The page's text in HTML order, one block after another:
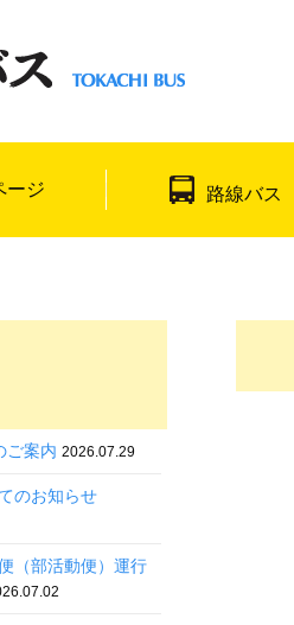
ージ 路線バス
ご案内 2026.07.29
のお知らせ
（部活動便）運行